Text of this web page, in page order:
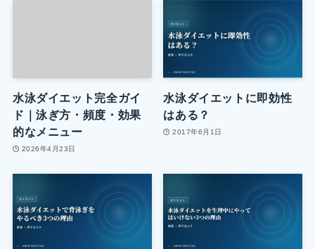
水泳ダイエット完全ガイ
ド｜泳ぎ方・頻度・効果
的なメニュー
2026年4月23日
水泳ダイエットに即効性
はある？
2017年6月1日